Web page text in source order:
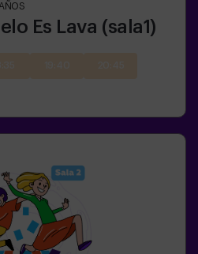
AÑOS
Es Lava (sala1)